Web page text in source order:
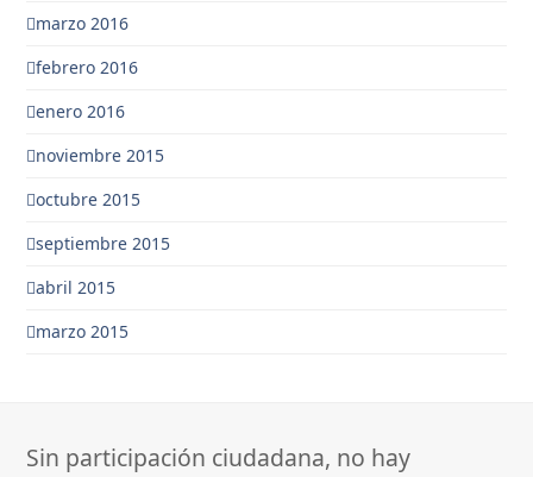
marzo 2016
febrero 2016
enero 2016
noviembre 2015
octubre 2015
septiembre 2015
abril 2015
marzo 2015
Sin participación ciudadana, no hay